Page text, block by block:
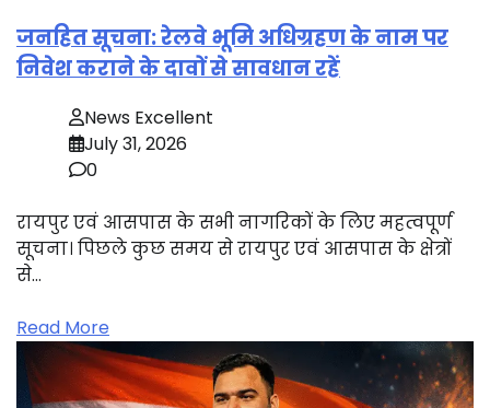
जनहित सूचना: रेलवे भूमि अधिग्रहण के नाम पर
निवेश कराने के दावों से सावधान रहें
News Excellent
July 31, 2026
0
रायपुर एवं आसपास के सभी नागरिकों के लिए महत्वपूर्ण
सूचना। पिछले कुछ समय से रायपुर एवं आसपास के क्षेत्रों
से…
Read More